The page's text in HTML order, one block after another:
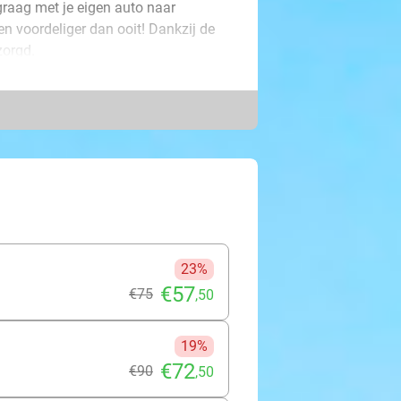
met je eigen auto naar
voordeliger dan ooit! Dankzij de
chauffeur je staat op te
en parkeert jouw auto op een
wordt jouw auto voorgereden
23%
€75 €57,50
19%
€90 €72,50